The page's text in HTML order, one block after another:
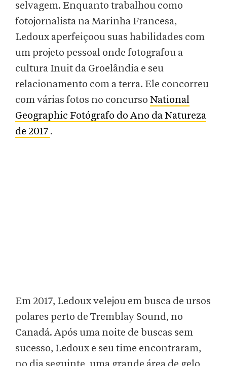
selvagem. Enquanto trabalhou como
fotojornalista na Marinha Francesa,
Ledoux aperfeiçoou suas habilidades com
um projeto pessoal onde fotografou a
cultura Inuit da Groelândia e seu
relacionamento com a terra. Ele concorreu
com várias fotos no concurso National
Geographic Fotógrafo do Ano da Natureza
de 2017 .
Em 2017, Ledoux velejou em busca de ursos
polares perto de Tremblay Sound, no
Canadá. Após uma noite de buscas sem
sucesso, Ledoux e seu time encontraram,